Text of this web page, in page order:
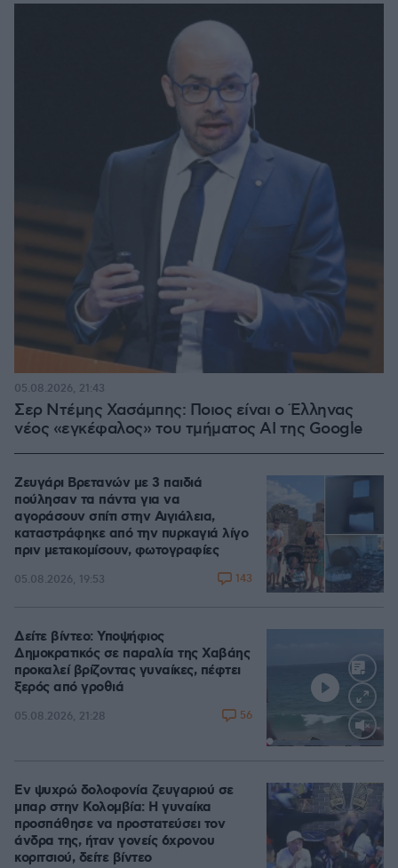
Σερ Ντέμης Χασάμπης: Ποιος είναι ο Έλληνας
νέος «εγκέφαλος» του τμήματος AI της Google
05.08.2026, 21:43
Ζευγάρι Βρετανών με 3 παιδιά
πούλησαν τα πάντα για να
αγοράσουν σπίτι στην Αιγιάλεια,
καταστράφηκε από την πυρκαγιά λίγο
πριν μετακομίσουν, φωτογραφίες
05.08.2026, 19:53 143
Loaded
Δείτε βίντεο: Υποψήφιος
Δημοκρατικός σε παραλία της Χαβάης
προκαλεί βρίζοντας γυναίκες, πέφτει
ξερός από γροθιά
05.08.2026, 21:28 56
Εν ψυχρώ δολοφονία ζευγαριού σε
μπαρ στην Κολομβία: Η γυναίκα
προσπάθησε να προστατεύσει τον
άνδρα της, ήταν γονείς 6χρονου
κοριτσιού, δείτε βίντεο